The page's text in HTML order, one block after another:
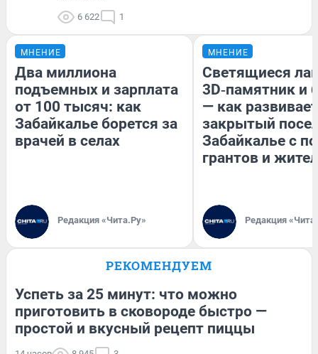
6 622 1
МНЕНИЕ
Два миллиона
подъемных и зарплата
от 100 тысяч: как
Забайкалье борется за
врачей в селах
Редакция «Чита.Ру»
МНЕНИЕ
Светящиеся
3D‑памятник и
— как
закрытый
Забайкалье с
грантов и
Редакция
РЕКОМЕНДУЕМ
Успеть за 25 минут: что можно
приготовить в сковороде быстро —
простой и вкусный рецепт пиццы